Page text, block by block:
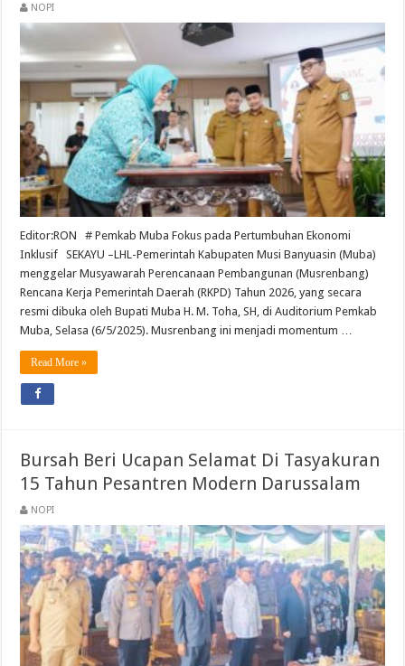
NOPI
Editor:RON # Pemkab Muba Fokus pada Pertumbuhan Ekonomi
Inklusif SEKAYU –LHL-Pemerintah Kabupaten Musi Banyuasin (Muba)
menggelar Musyawarah Perencanaan Pembangunan (Musrenbang)
Rencana Kerja Pemerintah Daerah (RKPD) Tahun 2026, yang secara
resmi dibuka oleh Bupati Muba H. M. Toha, SH, di Auditorium Pemkab
Muba, Selasa (6/5/2025). Musrenbang ini menjadi momentum …
Read More »
Bursah Beri Ucapan Selamat Di Tasyakuran
15 Tahun Pesantren Modern Darussalam
NOPI